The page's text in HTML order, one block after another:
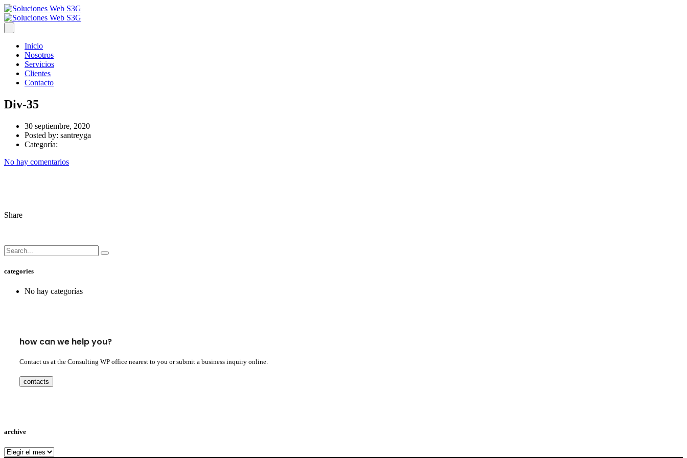
Inicio
Nosotros
Servicios
Clientes
Contacto
Div-35
30 septiembre, 2020
Posted by: santreyga
Categoría:
No hay comentarios
Share
categories
No hay categorías
how can we help you?
Contact us at the Consulting WP office nearest to you or submit a business inquiry online.
contacts
archive
archive